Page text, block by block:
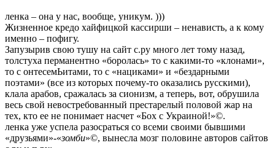
ленка – она у нас, вообще, уникум. )))
Жизненное кредо хайфицкой кассирши – ненависть, а к кому
именно – пофигу.
Запузырив свою тушу на сайт с.ру много лет тому назад,
толстуха перманентно «боролась» то с какими-то «клонами»,
то с онтесемЬитами, то с «нациками» и «бездарными
поэтами» (все из которых почему-то оказались русскими),
клала арабов, сражалась за сионизм, а теперь, вот, обрушила
весь свой невостребованный престарелый половой жар на
тех, кто ее не понимает насчет «Бох с Украиной!»©.
ленка уже успела разосраться со всеми своими бывшими
«друзьями»-«зомби»©, вынесла мозг половине авторов сайтов